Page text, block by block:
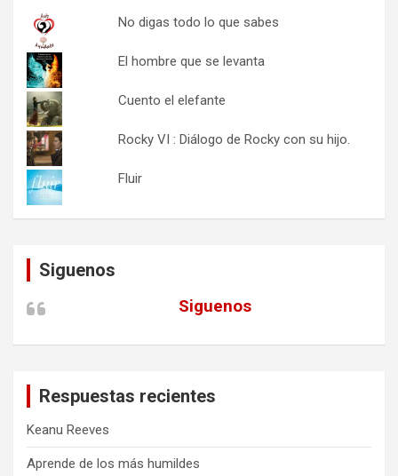
No digas todo lo que sabes
El hombre que se levanta
Cuento el elefante
Rocky VI : Diálogo de Rocky con su hijo.
Fluir
Siguenos
Siguenos
Respuestas recientes
Keanu Reeves
Aprende de los más humildes